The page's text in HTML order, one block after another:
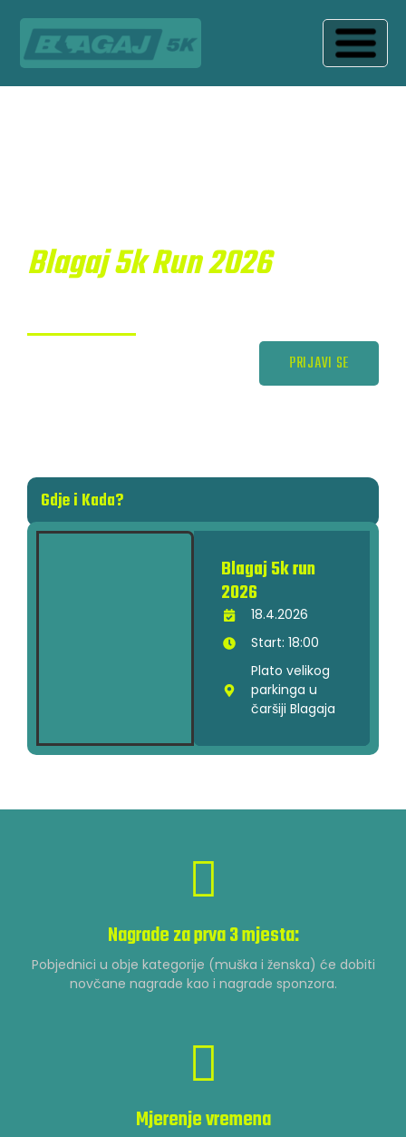
Blagaj 5k Run 202617
PRIJAVI SE
Gdje i Kada?
Blagaj 5k run
2026
18.4.2026
Start: 18:00
Plato velikog
parkinga u
čaršiji Blagaja
Nagrade za prva 3 mjesta:
Pobjednici u obje kategorije (muška i ženska) će dobiti
novčane nagrade kao i nagrade sponzora.
Mjerenje vremena